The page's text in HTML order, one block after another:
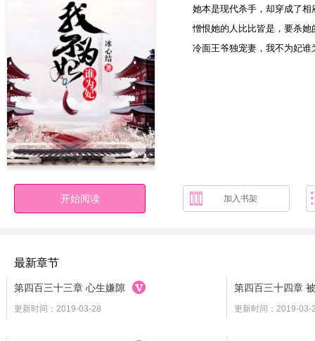
她本是现代杀手，却穿成了相
憎恨她的人比比皆是，要杀
冷面王爷独宠妻，我不为妃谁
开始阅读 加入书架
最新章节
第四百三十三章 心生嫌隙
更新时间：2019-03-28
第四百三十四章
更新时间：2019-03-